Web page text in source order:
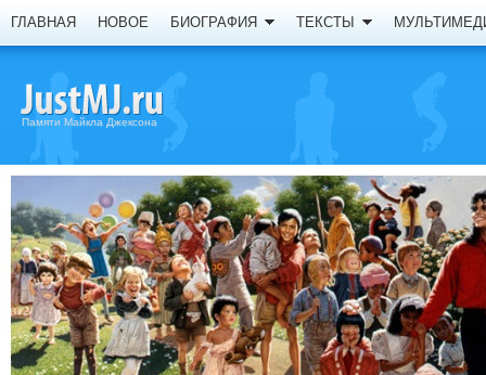
ГЛАВНАЯ НОВОЕ БИОГРАФИЯ ТЕКСТЫ
Памяти Майкла Джексона